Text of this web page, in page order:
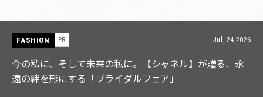
FASHION PR Jul, 15,2026
【ICB】人気インフルエンサーと共同制作! 週5で着たく
なる「名品ブラウス」２選